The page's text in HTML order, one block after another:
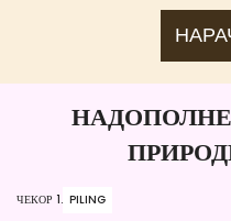
ЧЕКОР 1. PILING